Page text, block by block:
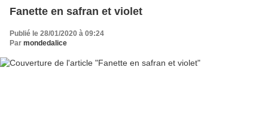
Fanette en safran et violet
Publié le 28/01/2020 à 09:24
Par mondedalice